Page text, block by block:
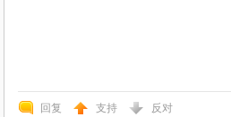
回复 支持 反对